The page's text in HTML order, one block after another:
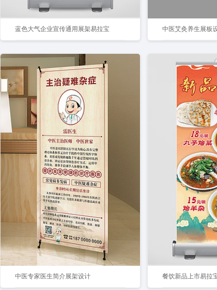
蓝色大气企业宣传通用展架易拉宝 中医艾灸养生展板
中医专家医生简介展架设计 餐饮新品上市易拉